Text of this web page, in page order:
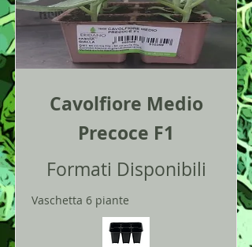
Cavolfiore Medio
Precoce F1
Formati Disponibili
Vaschetta 6 piante